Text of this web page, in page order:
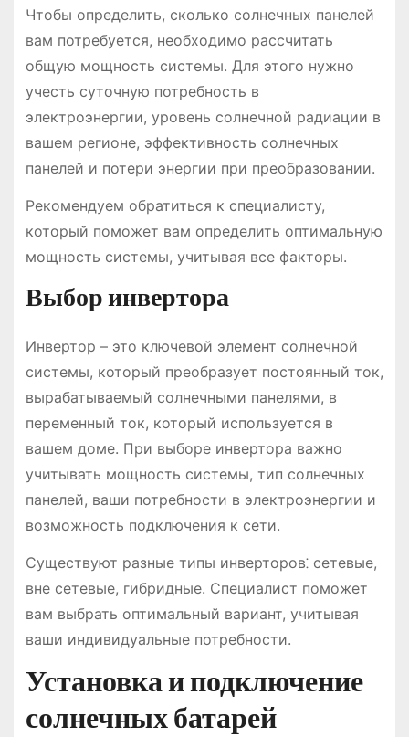
Чтобы определить, сколько солнечных панелей
вам потребуется, необходимо рассчитать
общую мощность системы. Для этого нужно
учесть суточную потребность в
электроэнергии, уровень солнечной радиации в
вашем регионе, эффективность солнечных
панелей и потери энергии при преобразовании.
Рекомендуем обратиться к специалисту,
который поможет вам определить оптимальную
мощность системы, учитывая все факторы.
Выбор инвертора
Инвертор – это ключевой элемент солнечной
системы, который преобразует постоянный ток,
вырабатываемый солнечными панелями, в
переменный ток, который используется в
вашем доме. При выборе инвертора важно
учитывать мощность системы, тип солнечных
панелей, ваши потребности в электроэнергии и
возможность подключения к сети.
Существуют разные типы инверторов⁚ сетевые,
вне сетевые, гибридные. Специалист поможет
вам выбрать оптимальный вариант, учитывая
ваши индивидуальные потребности.
Установка и подключение
солнечных батарей